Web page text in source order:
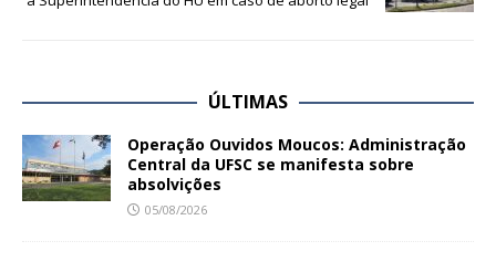
ÚLTIMAS
Operação Ouvidos Moucos: Administração
Central da UFSC se manifesta sobre
absolvições
05/08/2026